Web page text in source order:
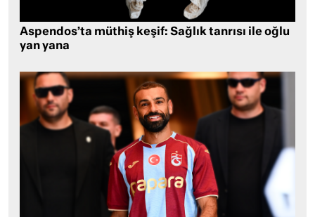
Aspendos’ta müthiş keşif: Sağlık tanrısı ile oğlu
yan yana